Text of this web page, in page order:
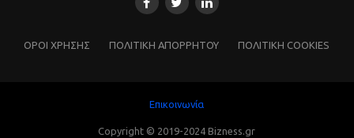
ΌΡΟΙ ΧΡΗΣΗΣ ΠΟΛΙΤΙΚΗ ΑΠΟΡΡΗΤΟΥ ΠΟΛΙΤΙΚΗ COOKIES
Επικοινωνία
Copyright © 2019-2024 Bizness.gr